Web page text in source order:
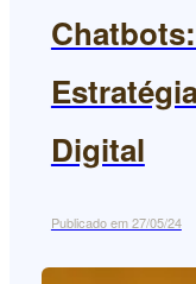
Digital
Publicado em 27/05/24